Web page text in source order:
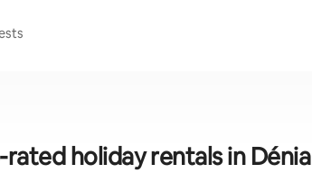
rated holiday rentals in Dénia